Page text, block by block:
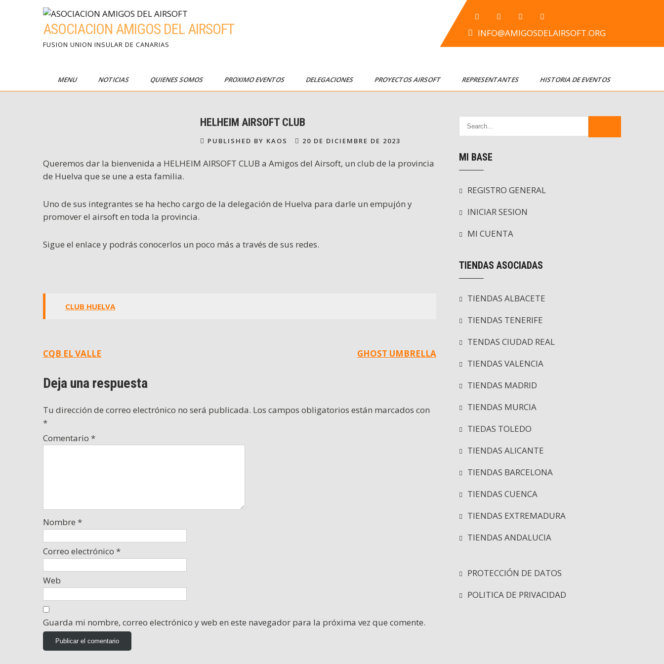
ASOCIACION AMIGOS DEL AIRSOFT
FUSION UNION INSULAR DE CANARIAS
INFO@AMIGOSDELAIRSOFT.ORG
MENU NOTICIAS QUIENES SOMOS PROXIMO EVENTOS DELEGACIONES PROYECTOS AIRSOFT REPRESENTANTES HISTORIA DE EVENTOS
HELHEIM AIRSOFT CLUB
PUBLISHED BY KAOS 20 DE DICIEMBRE DE 2023
Queremos dar la bienvenida a HELHEIM AIRSOFT CLUB a Amigos del Airsoft, un club de la provincia
de Huelva que se une a esta familia.
Uno de sus integrantes se ha hecho cargo de la delegación de Huelva para darle un empujón y
promover el airsoft en toda la provincia.
Sigue el enlace y podrás conocerlos un poco más a través de sus redes.
CLUB HUELVA
Navegación
entradas
CQB EL VALLE GHOST UMBRELLA
Deja una respuesta
Tu dirección de correo electrónico no será publicada. Los campos obligatorios están marcados con
*
Comentario *
Nombre *
Correo electrónico *
Web
Guarda mi nombre, correo electrónico y web en este navegador para la próxima vez que comente.
MI BASE
REGISTRO GENERAL
INICIAR SESION
MI CUENTA
TIENDAS ASOCIADAS
TIENDAS ALBACETE
TIENDAS TENERIFE
TENDAS CIUDAD REAL
TIENDAS VALENCIA
TIENDAS MADRID
TIENDAS MURCIA
TIEDAS TOLEDO
TIENDAS ALICANTE
TIENDAS BARCELONA
TIENDAS CUENCA
TIENDAS EXTREMADURA
TIENDAS ANDALUCIA
PROTECCIÓN DE DATOS
POLITICA DE PRIVACIDAD